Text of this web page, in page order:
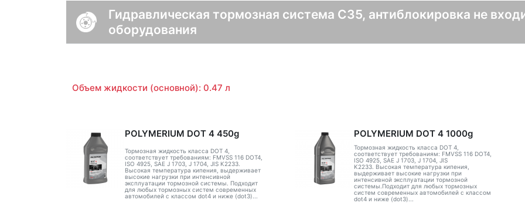
Гидравлическая тормозная система C35, антиблокировка не
оборудования
Объем жидкости (основной): 0.47 л
POLYMERIUM DOT 4 450g
Тормозная жидкость класса DOT 4,
соответствует требованиям: FMVSS 116 DOT4,
ISO 4925, SAE J 1703, J 1704, JIS K2233.
Высокая температура кипения, выдерживает
высокие нагрузки при интенсивной
эксплуатации тормозной системы. Подходит
для любых тормозных систем современных
автомобилей с классом dot4 и ниже (dot3)...
POLYMERIUM DOT 4 1000g
Тормозная жидкость класса DOT 4,
соответствует требованиям: FMVSS 116 DOT4,
ISO 4925, SAE J 1703, J 1704, JIS
K2233. Высокая температура кипения,
выдерживает высокие нагрузки при
интенсивной эксплуатации тормозной
системы.Подходит для любых тормозных
систем современных автомобилей с классом
dot4 и ниже (dot3)...